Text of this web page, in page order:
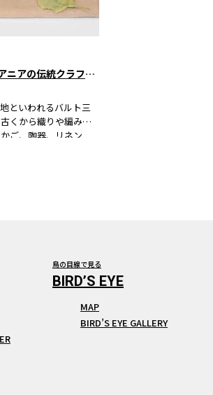
素朴で美しいリトアニアの伝統クラフトアートが買えるおすすめショップ②リノ・ナマイ
といわれるバルト三
くから織りや編みの
ご、陶器、リネン
鳥の目線で見る
MAP
BIRD’S EYE GALLERY